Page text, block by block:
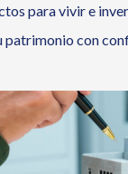
para vivir e
patrimonio con